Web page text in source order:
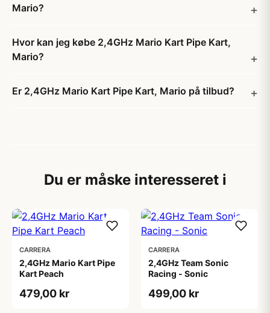
Mario?
Hvor kan jeg købe 2,4GHz Mario Kart Pipe Kart,
Mario?
Er 2,4GHz Mario Kart Pipe Kart, Mario på tilbud?
Du er måske interesseret i
CARRERA
2,4GHz Mario Kart Pipe
Kart Peach
479,00 kr
CARRERA
2,4GHz Team Sonic
Racing - Sonic
499,00 kr